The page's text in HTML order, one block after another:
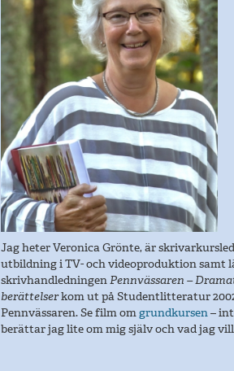
Jag heter Veronica Grönte, är
utbildning i TV- och videoproduktion samt
skrivhandledningenPennvässaren –
berättelserkom ut på Studentlitteratur
Pennvässaren. Se film omgrundkursen–
berättar jag lite om mig själv och vad jag